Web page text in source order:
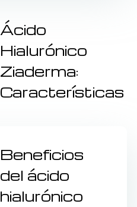
ácido
hialurónico
1 año
Ácido
Hialurónico
Ziaderma:
Características
odontólogos
1 año
Beneficios
del ácido
hialurónico